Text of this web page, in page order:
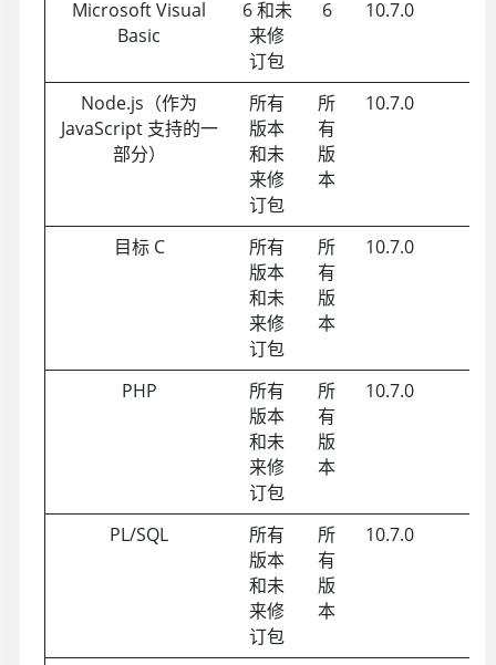
Microsoft Visual
Basic
6 和未
来修
订包
6 10.7.0
Node.js（作为
JavaScript 支持的一
部分）
所有
版本
和未
来修
订包
所
有
版
本
10.7.0
目标 C
所有
版本
和未
来修
订包
所
有
版
本
10.7.0
PHP
所有
版本
和未
来修
订包
所
有
版
本
10.7.0
PL/SQL
所有
版本
和未
来修
订包
所
有
版
本
10.7.0